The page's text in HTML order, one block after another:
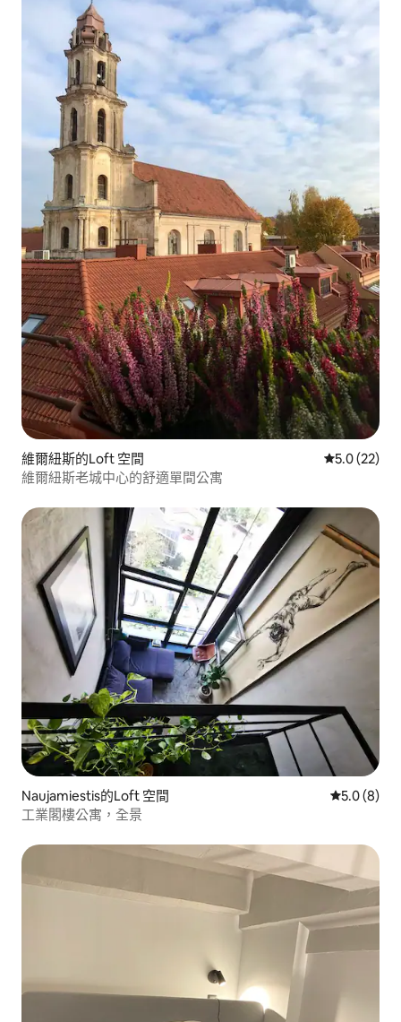
維爾紐斯的Loft 空間 從 22 則評
5.0 (22)
維爾紐斯老城中心的舒適單間公寓
Naujamiestis的Loft 空間 從 8 則評
5.0 (8)
工業閣樓公寓，全景